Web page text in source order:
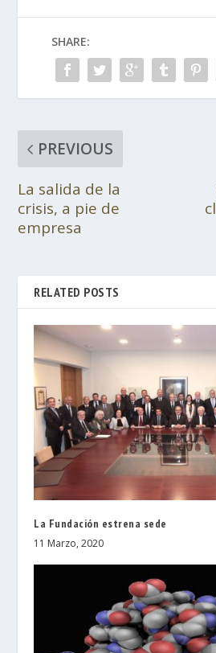
SHARE:
PREVIOUS
La salida de la
crisis, a pie de
empresa
RELATED POSTS
La Fundación estrena sede
11 Marzo, 2020